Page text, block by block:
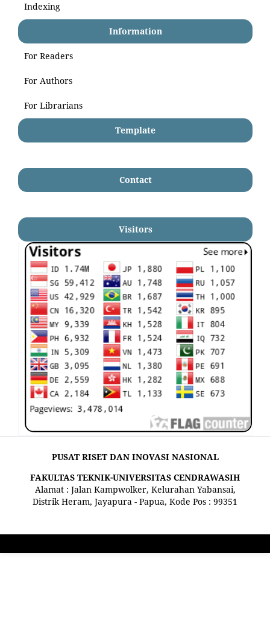
Indexing
Information
For Readers
For Authors
For Librarians
Template
Contact
Visitors
PUSAT RISET DAN INOVASI NASIONAL
FAKULTAS TEKNIK-UNIVERSITAS CENDRAWASIH
Alamat : Jalan Kampwolker, Kelurahan Yabansai,
Distrik Heram, Jayapura - Papua, Kode Pos : 99351